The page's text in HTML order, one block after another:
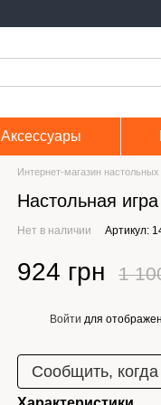
Аксессуары
Интернет-магазин настольных
Настольная
Нет в наличии Артикул:
924 грн 1
Войти для
Сообщить, когда